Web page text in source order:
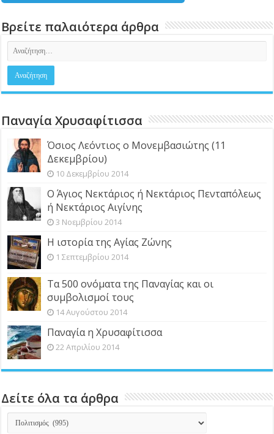
Βρείτε παλαιότερα άρθρα
Παναγία Χρυσαφίτισσα
Όσιος Λεόντιος ο Μονεμβασιώτης (11
Δεκεμβρίου)
10 Δεκεμβρίου 2014
Ο Άγιος Νεκτάριος ή Νεκτάριος Πενταπόλεως
ή Νεκτάριος Αιγίνης
3 Νοεμβρίου 2014
Η ιστορία της Αγίας Ζώνης
1 Σεπτεμβρίου 2014
Τα 500 ονόματα της Παναγίας και οι
συμβολισμοί τους
14 Αυγούστου 2014
Παναγία η Χρυσαφίτισσα
22 Απριλίου 2014
Δείτε όλα τα άρθρα
Δείτε